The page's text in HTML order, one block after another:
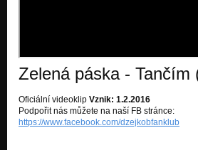
Zelená páska - Tančím
Oficiální videoklip Vznik: 1.2.2016
Podpořit nás můžete na naší FB stránce:
https://www.facebook.com/dzejkobfanklub